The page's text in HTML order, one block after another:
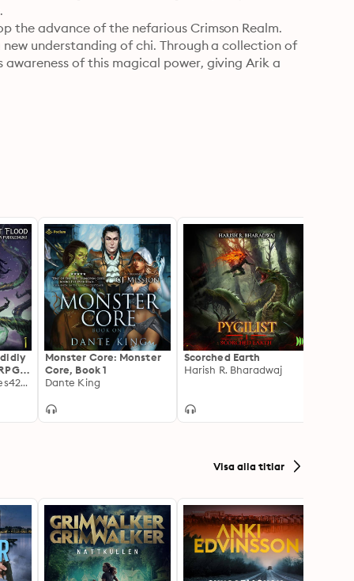
the advance of the nefarious Crimson Realm.
understanding of chi. Through a collection of
of this magical power, giving Arik a
of an unlikely hero, one bold enough to
Noret Flood, puddles4263
Monster Core: Monster
Core, Book 1
Dante King
Scorched Earth
Harish R. Bharadwaj
Visa alla titlar